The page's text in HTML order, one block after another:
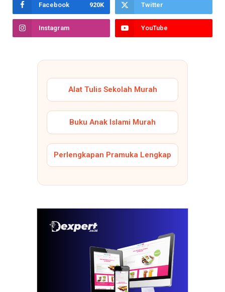
Facebook 920K Twitter
Instagram YouTube
Alat Tulis Sekolah Murah
Buku Anak Islami Murah
Perlengkapan Pramuka Lengkap